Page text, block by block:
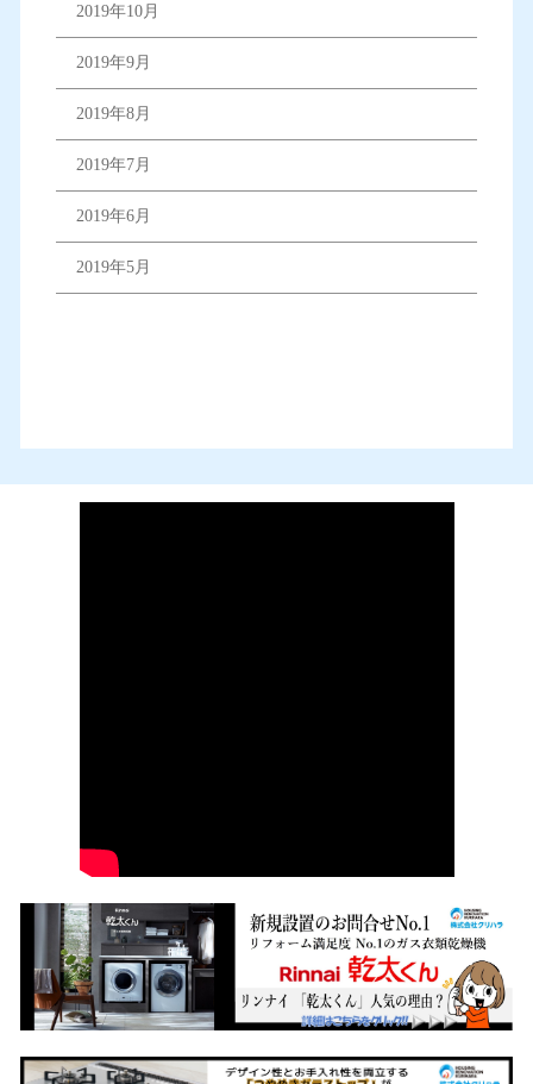
2019年10月
2019年9月
2019年8月
2019年7月
2019年6月
2019年5月